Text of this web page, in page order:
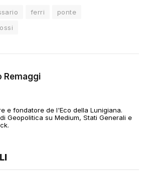
ferri
ponte
Remaggi
e fondatore de l'Eco della Lunigiana.
Geopolitica su Medium, Stati Generali e